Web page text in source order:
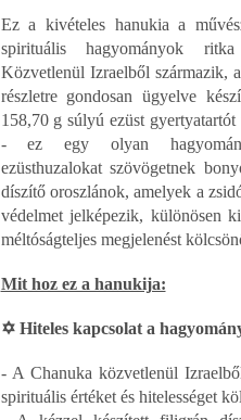
Ez a kivételes hanukia a
spirituális hagyományok
Közvetlenül Izraelből származik,
részletre gondosan ügyelve
158,70 g súlyú ezüst
- ez egy olyan
ezüsthuzalokat szövögetnek
díszítő oroszlánok, amelyek a
védelmet jelképezik, különösen
méltóságteljes megjelenést
Mit hoz ez a hanukija:
✡ Hiteles kapcsolat a
- A Chanuka közvetlenül
spirituális értéket és hitelességet